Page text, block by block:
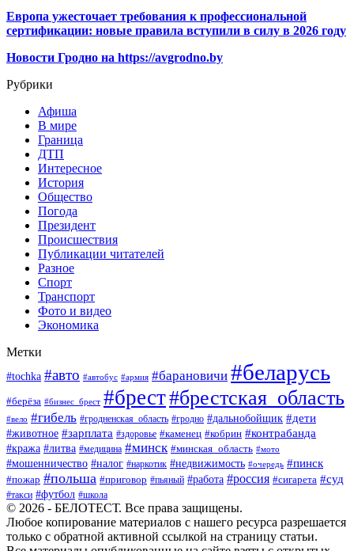
Европа ужесточает требования к профессиональной
сертификации: новые правила вступили в силу в 2026 году
Новости Гродно на https://avgrodno.by
Рубрики
Афиша
В мире
Граница
ДТП
Интересное
История
Общество
Погода
Президент
Происшествия
Публикации читателей
Разное
Спорт
Транспорт
Фото и видео
Экономика
Метки
#tochka #авто #автобус #армия #барановичи #беларусь
#берёза #бизнес_брест #брест#брестская_область
#вело #гибель #гродненская_область #гродно #дальнобойщик #дети
#животное #зарплата #здоровье #каменец #кобрин #контрабанда
#кража #литва #медицина #минск #минская_область #мото
#мошенничество #налог #наркотик #недвижимость #очередь #пинск
#пожар #польша #приговор #пьяный #работа #россия #сигарета #суд
#такси #футбол #школа
© 2026 - БЕЛОТЕСТ. Все права защищены.
Любое копирование материалов с нашего ресурса разрешается
только с обратной активной ссылкой на страницу статьи.